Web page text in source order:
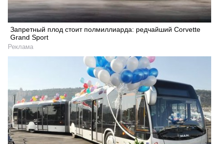
Запретный плод стоит полмиллиарда: редчайший Corvette
Grand Sport
Реклама